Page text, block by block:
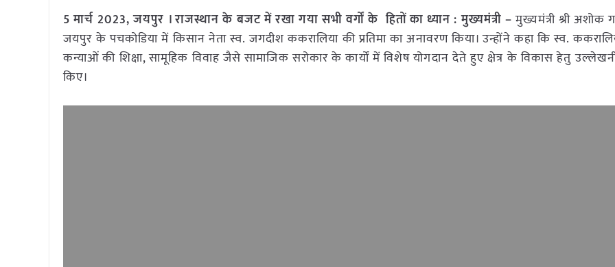
5 मार्च 2023, जयपुर । राजस्थान के बजट में रखा गया सभी वर्गों के हितों का ध्यान : मुख्यमंत्री –मुख्यमंत्री श्री अशोक
जयपुर के पचकोडिया में किसान नेता स्व. जगदीश ककरालिया की प्रतिमा का अनावरण किया। उन्होंने कहा कि स्व.
कन्याओं की शिक्षा, सामूहिक विवाह जैसे सामाजिक सरोकार के कार्यों में विशेष योगदान देते हुए क्षेत्र के विकास हेतु
किए।